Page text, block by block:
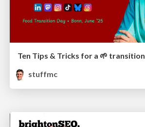
Ten Tips & Tricks for a 🌱 transition
stuffmc